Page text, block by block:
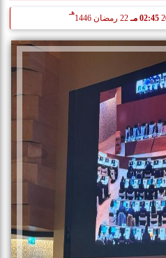
02:45 مـ 22 رمضان 1446
هـ